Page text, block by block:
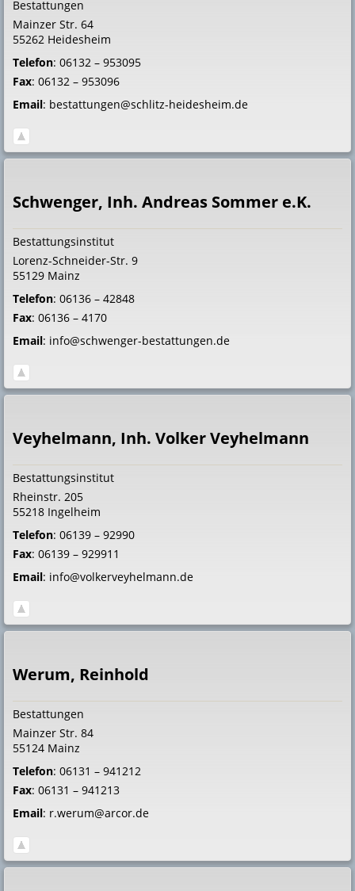
Bestattungen
Mainzer Str. 64
55262 Heidesheim
Telefon: 06132 – 953095
Fax: 06132 – 953096
Email: bestattungen@schlitz-heidesheim.de
Schwenger, Inh. Andreas Sommer e.K.
Bestattungsinstitut
Lorenz-Schneider-Str. 9
55129 Mainz
Telefon: 06136 – 42848
Fax: 06136 – 4170
Email: info@schwenger-bestattungen.de
Veyhelmann, Inh. Volker Veyhelmann
Bestattungsinstitut
Rheinstr. 205
55218 Ingelheim
Telefon: 06139 – 92990
Fax: 06139 – 929911
Email: info@volkerveyhelmann.de
Werum, Reinhold
Bestattungen
Mainzer Str. 84
55124 Mainz
Telefon: 06131 – 941212
Fax: 06131 – 941213
Email: r.werum@arcor.de